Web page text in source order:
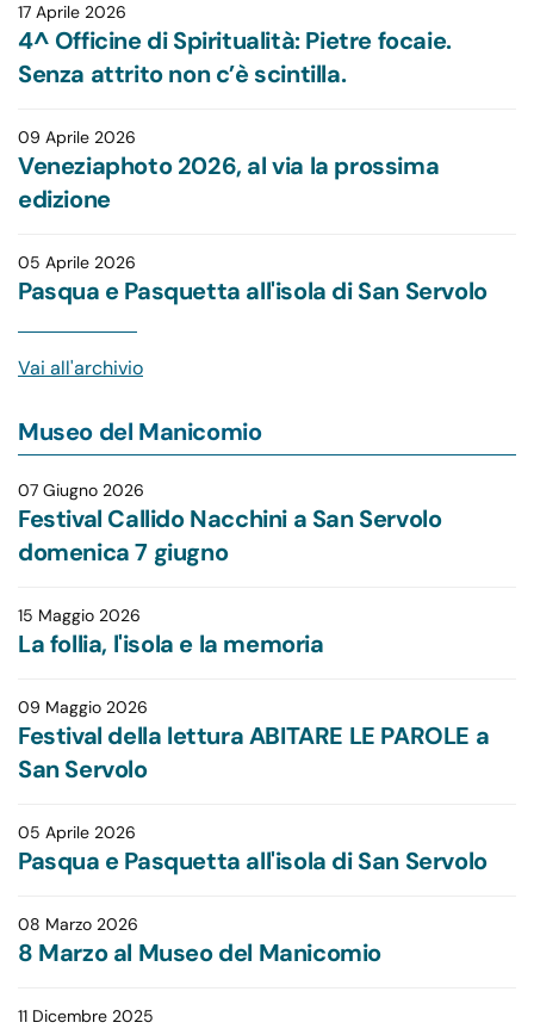
17 Aprile 2026
4^ Officine di Spiritualità: Pietre focaie.
Senza attrito non c’è scintilla.
09 Aprile 2026
Veneziaphoto 2026, al via la prossima
edizione
05 Aprile 2026
Pasqua e Pasquetta all'isola di San Servolo
Vai all'archivio
Museo del Manicomio
07 Giugno 2026
Festival Callido Nacchini a San Servolo
domenica 7 giugno
15 Maggio 2026
La follia, l'isola e la memoria
09 Maggio 2026
Festival della lettura ABITARE LE PAROLE a
San Servolo
05 Aprile 2026
Pasqua e Pasquetta all'isola di San Servolo
08 Marzo 2026
8 Marzo al Museo del Manicomio
11 Dicembre 2025